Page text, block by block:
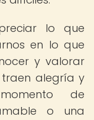
lo que
en lo que
y valorar
alegría y
de
o una